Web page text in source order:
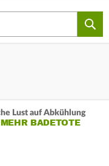
Lust auf Abkühlung
BADETOTE